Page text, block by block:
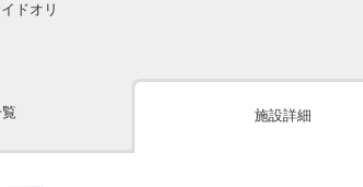
ドオリ
施設詳細